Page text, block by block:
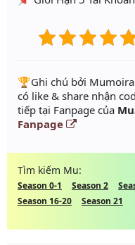
️🏆Ghi chú bởi
có like & share nhận
tiếp tại Fanpage của
Fanpage
Tìm kiếm Mu:
Season 0-1 Season 2
Season 16-20
Season 21